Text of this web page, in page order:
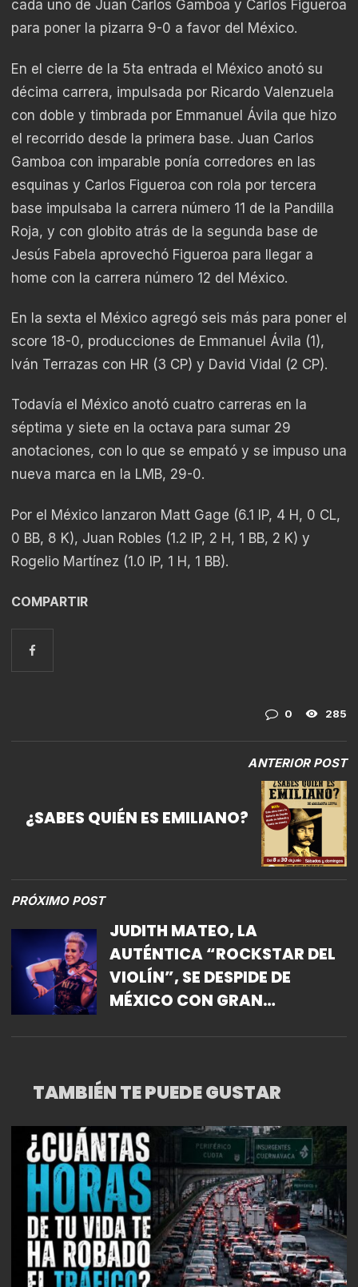
cada uno de Juan Carlos Gamboa y Carlos Figueroa
para poner la pizarra 9-0 a favor del México.
En el cierre de la 5ta entrada el México anotó su
décima carrera, impulsada por Ricardo Valenzuela
con doble y timbrada por Emmanuel Ávila que hizo
el recorrido desde la primera base. Juan Carlos
Gamboa con imparable ponía corredores en las
esquinas y Carlos Figueroa con rola por tercera
base impulsaba la carrera número 11 de la Pandilla
Roja, y con globito atrás de la segunda base de
Jesús Fabela aprovechó Figueroa para llegar a
home con la carrera número 12 del México.
En la sexta el México agregó seis más para poner el
score 18-0, producciones de Emmanuel Ávila (1),
Iván Terrazas con HR (3 CP) y David Vidal (2 CP).
Todavía el México anotó cuatro carreras en la
séptima y siete en la octava para sumar 29
anotaciones, con lo que se empató y se impuso una
nueva marca en la LMB, 29-0.
Por el México lanzaron Matt Gage (6.1 IP, 4 H, 0 CL,
0 BB, 8 K), Juan Robles (1.2 IP, 2 H, 1 BB, 2 K) y
Rogelio Martínez (1.0 IP, 1 H, 1 BB).
COMPARTIR
0 285
ANTERIOR POST
¿SABES QUIÉN ES EMILIANO?
PRÓXIMO POST
JUDITH MATEO, LA
AUTÉNTICA “ROCKSTAR DEL
VIOLÍN”, SE DESPIDE DE
MÉXICO CON GRAN
TAMBIÉN TE PUEDE GUSTAR